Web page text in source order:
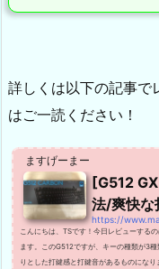
詳しくは以下の記事で
はご一読ください！
ますげーまー
[G512
法/爽快な
こんにちは、TSです！今日レビューする
ます。このG512ですが、キーの種類が3
りとした打鍵感と打鍵音があるものにな